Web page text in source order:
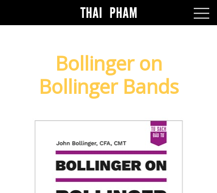
Bollinger on
Bollinger Bands